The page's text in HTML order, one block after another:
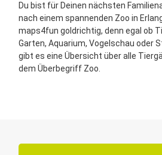
Du bist für Deinen nächsten
nach einem spannenden Zoo in
maps4fun goldrichtig, denn egal ob
Garten, Aquarium, Vogelschau oder
gibt es eine Übersicht über alle
dem Überbegriff Zoo.